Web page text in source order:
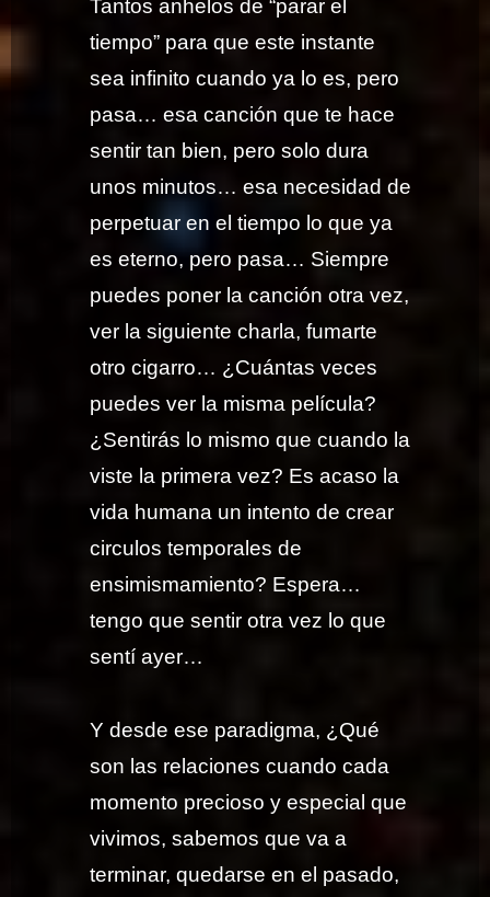
Tantos anhelos de “parar el
tiempo” para que este instante
sea infinito cuando ya lo es, pero
pasa… esa canción que te hace
sentir tan bien, pero solo dura
unos minutos… esa necesidad de
perpetuar en el tiempo lo que ya
es eterno, pero pasa… Siempre
puedes poner la canción otra vez,
ver la siguiente charla, fumarte
otro cigarro… ¿Cuántas veces
puedes ver la misma película?
¿Sentirás lo mismo que cuando la
viste la primera vez? Es acaso la
vida humana un intento de crear
circulos temporales de
ensimismamiento? Espera…
tengo que sentir otra vez lo que
sentí ayer…
Y desde ese paradigma, ¿Qué
son las relaciones cuando cada
momento precioso y especial que
vivimos, sabemos que va a
terminar, quedarse en el pasado,